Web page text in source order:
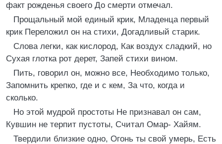
факт рожденья своего До смерти отмечал.
Прощальный мой единый крик, Младенца первый
крик Переложил он на стихи, Догадливый старик.
Слова легки, как кислород, Как воздух сладкий, но
Сухая глотка рот дерет, Запей стихи вином.
Пить, говорил он, можно все, Необходимо только,
Запомнить крепко, где и с кем, За что, когда и
сколько.
Но этой мудрой простоты Не признавал он сам,
Кувшин не терпит пустоты, Считал Омар- Хайям.
Твердили близкие одно, Огонь ты свой умерь, Есть